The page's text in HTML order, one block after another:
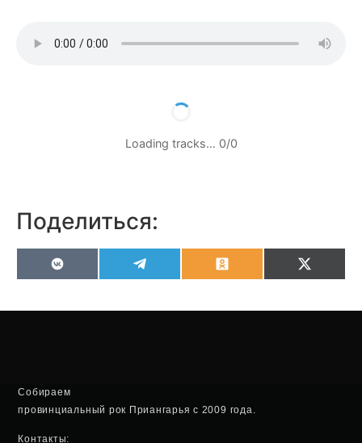
Loading tracks… 0/0
Поделиться:
VK OdnoklassnikiX
Собираем
провинциальный рок Приангарья с 2009 года.
Контакты: